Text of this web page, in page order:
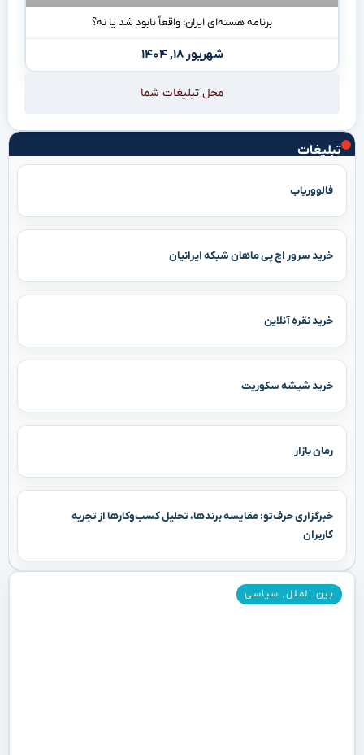
تبلیغات
فالووریاب
خرید سرور اچ پی ماهان شبکه ایرانیان
خرید نقره آنلاین
خرید شیشه سکوریت
رمان بازار
خبرگزاری حرف‌تو: مقایسه برندها، تحلیل کسب‌وکارها از تجربه
کاربران
بین الملل, سیاسی
برنامه هسته‌ای ایران: واقعاً نابود شد یا نه؟
شهریور ۱۸, ۱۴۰۴
محل تبلیغات شما